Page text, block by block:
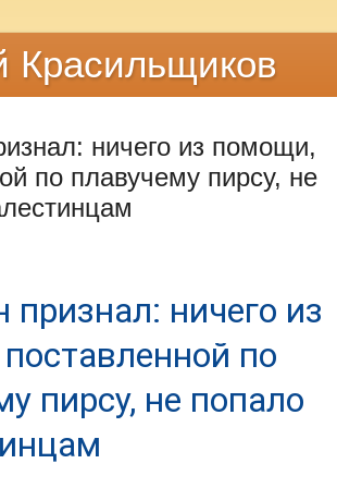
Красильщиков
ничего из помощи,
по плавучему пирсу, не
признал: ничего из
по
пирсу, не попало